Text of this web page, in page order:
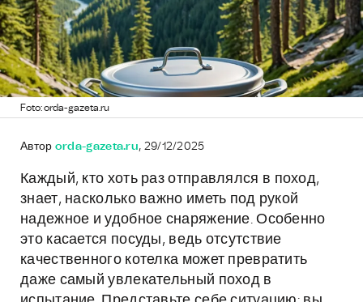
Foto: orda-gazeta.ru
Автор orda-gazeta.ru, 29/12/2025
Каждый, кто хоть раз отправлялся в поход,
знает, насколько важно иметь под рукой
надежное и удобное снаряжение. Особенно
это касается посуды, ведь отсутствие
качественного котелка может превратить
даже самый увлекательный поход в